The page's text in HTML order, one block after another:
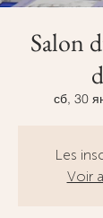
Salon
сб, 30
Les
Voir